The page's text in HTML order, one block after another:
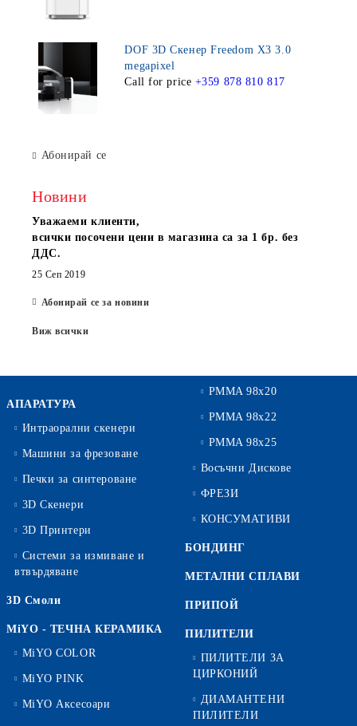
DOF 3D Скенер Freedom X3 3.0
megapixel
Call for price +359 878 810 817
Абонирай се
Новини
Уважаеми клиенти,
всички посочени цени в магазина са за 1 бр. без
ДДС.
25 Сеп 2019
Абонирай се за новини
Виж всички
АПАРАТУРА
Интраорални скенери
Машини за фрезоване
Печки за синтероване
3D Скенери
3D Принтери
Системи за измиване и
втвърдяване
3D Смоли
MiYO - ТЕЧНА КЕРАМИКА
MiYO COLOR
MiYO PINK
MiYO Аксесоари
PMMA 98x20
PMMA 98x22
PMMA 98x25
Восъчни Дискове
ФРЕЗИ
КОНСУМАТИВИ
БОНДИНГ
МЕТАЛНИ СПЛАВИ
ПРИПОЙ
ПИЛИТЕЛИ
ПИЛИТЕЛИ ЗА
ЦИРКОНИЙ
ДИАМАНТЕНИ
ПИЛИТЕЛИ